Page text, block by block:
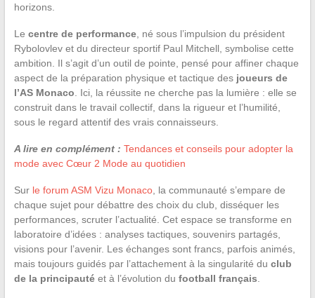
horizons.
Le centre de performance, né sous l’impulsion du président
Rybolovlev et du directeur sportif Paul Mitchell, symbolise cette
ambition. Il s’agit d’un outil de pointe, pensé pour affiner chaque
aspect de la préparation physique et tactique des joueurs de
l’AS Monaco . Ici, la réussite ne cherche pas la lumière : elle se
construit dans le travail collectif, dans la rigueur et l’humilité,
sous le regard attentif des vrais connaisseurs.
A lire en complément : Tendances et conseils pour adopter la
mode avec Cœur 2 Mode au quotidien
Sur le forum ASM Vizu Monaco, la communauté s’empare de
chaque sujet pour débattre des choix du club, disséquer les
performances, scruter l’actualité. Cet espace se transforme en
laboratoire d’idées : analyses tactiques, souvenirs partagés,
visions pour l’avenir. Les échanges sont francs, parfois animés,
mais toujours guidés par l’attachement à la singularité du club
de la principautéet à l’évolution du football français